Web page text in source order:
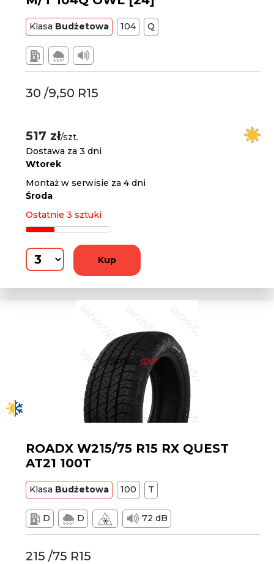
Klasa Budżetowa 104 Q
30 /9,50 R15
517 zł/szt.
Dostawa za 3 dni
Wtorek
Montaż w serwisie za 4 dni
Środa
Ostatnie 3 sztuki
Kup
ROADX W215/75 R15 RX QUEST
AT21 100T
Klasa Budżetowa 100 T
D D 72 dB
215 /75 R15